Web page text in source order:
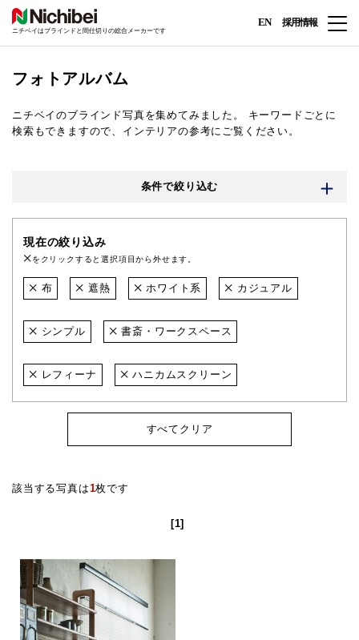
ニチベイはブラインドと間仕切りの総合メーカーです
EN 採用情報
フォトアルバム
ニチベイのブラインド写真を集めてみました。
キーワードごとに
検索もできますので、インテリアの参考にご覧ください。
条件で絞り込む
現在の絞り込み
をクリックすると選択項目から外せます。
布 遮熱 ホワイト系 カジュアル
シンプル 書斎・ワークスペース
レフィーナ ハニカムスクリーン
すべてクリア
該当する写真は1枚です
[1]